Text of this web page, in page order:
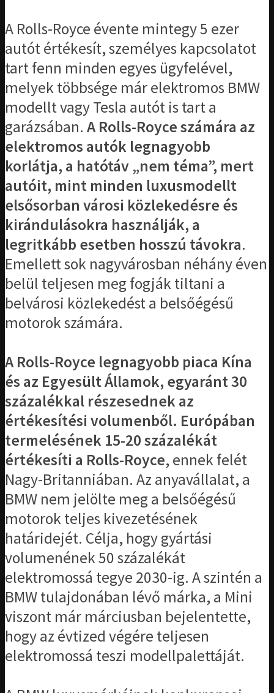
A Rolls-Royce évente mintegy 5 ezer
autót értékesít, személyes kapcsolatot
tart fenn minden egyes ügyfelével,
melyek többsége már elektromos BMW
modellt vagy Tesla autót is tart a
garázsában. A Rolls-Royce számára az
elektromos autók legnagyobb
korlátja, a hatótáv „nem téma”, mert
autóit, mint minden luxusmodellt
elsősorban városi közlekedésre és
kirándulásokra használják, a
legritkább esetben hosszú távokra.
Emellett sok nagyvárosban néhány éven
belül teljesen meg fogják tiltani a
belvárosi közlekedést a belsőégésű
motorok számára.
A Rolls-Royce legnagyobb piaca Kína
és az Egyesült Államok, egyaránt 30
százalékkal részesednek az
értékesítési volumenből. Európában
termelésének 15-20 százalékát
értékesíti a Rolls-Royce, ennek felét
Nagy-Britanniában. Az anyavállalat, a
BMW nem jelölte meg a belsőégésű
motorok teljes kivezetésének
határidejét. Célja, hogy gyártási
volumenének 50 százalékát
elektromossá tegye 2030-ig. A szintén a
BMW tulajdonában lévő márka, a Mini
viszont már márciusban bejelentette,
hogy az évtized végére teljesen
elektromossá teszi modellpalettáját.